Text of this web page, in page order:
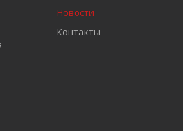
Новости
Контакты